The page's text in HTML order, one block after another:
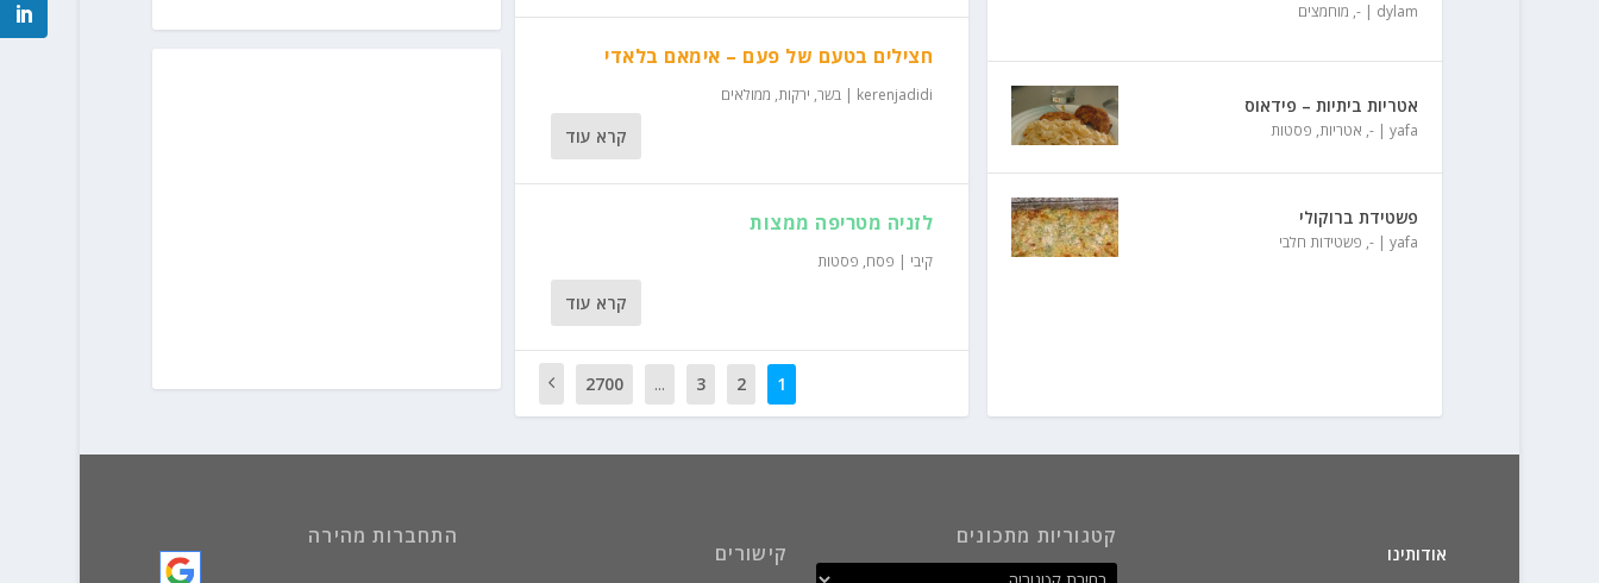
dylam
|
-
, מוחמצים
אטריות ביתיות – פידאוס
yafa
|
-
, אטריות, פסטות
פשטידת ברוקולי
yafa
|
-
, פשטידות חלבי
חצילים בטעם של פעם – אימאם בלאדי
kerenjadidi בשר, ירקות, ממולאים
קרא עוד
לזניה מטריפה ממצות
קיבי פסח, פסטות
קרא עוד
1
2
3
...
2700
אודותינו
קטגוריות מתכונים
קישורים
התחברות מהירה